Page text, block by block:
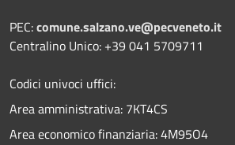
PEC:comune.salzano.ve@pecveneto.it
Centralino Unico: +39 041 5709711
Codici univoci uffici:
Area amministrativa: 7KT4CS
Area economico finanziaria: 4M95O4